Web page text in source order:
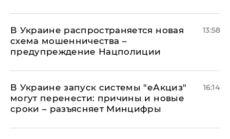
В Украине распространяется новая
схема мошенничества –
предупреждение Нацполиции
13:58
В Украине запуск системы "еАкциз"
могут перенести: причины и новые
сроки – разъясняет Минцифры
16:14